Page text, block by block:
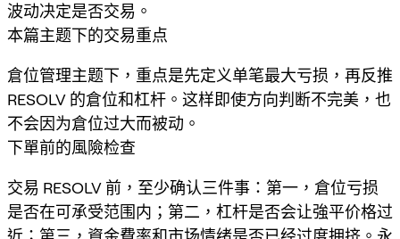
波动决定是否交易。
本篇主题下的交易重点
倉位管理主题下，重点是先定义单笔最大亏损，再反推
RESOLV 的倉位和杠杆。这样即使方向判断不完美，也
不会因为倉位过大而被动。
下單前的風險检查
交易 RESOLV 前，至少确认三件事：第一，倉位亏损
是否在可承受范围内；第二，杠杆是否会让強平价格过